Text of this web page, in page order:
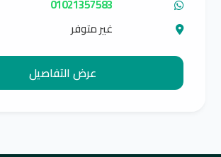
01021357583
غير متوفر
عرض التفاصيل